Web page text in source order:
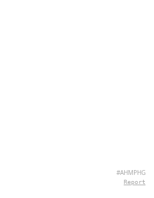
#AHMPHG
Report